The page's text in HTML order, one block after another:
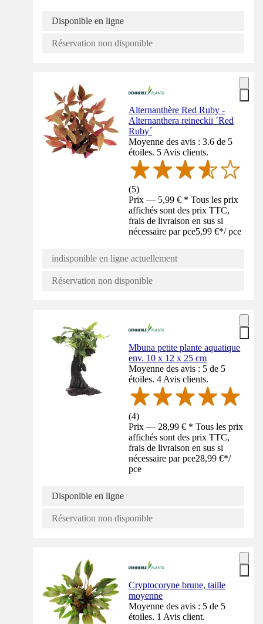
Disponible en ligne
Réservation non disponible
Alternanthère Red Ruby -
Alternanthera reineckii ´Red
Ruby´
Moyenne des avis : 3.6 de 5
étoiles. 5 Avis clients.
(5)
Prix — 5,99 € * Tous les prix
affichés sont des prix TTC,
frais de livraison en sus si
nécessaire par pce5,99 €*/ pce
indisponible en ligne actuellement
Réservation non disponible
Mbuna petite plante aquatique
env. 10 x 12 x 25 cm
Moyenne des avis : 5 de 5
étoiles. 4 Avis clients.
(4)
Prix — 28,99 € * Tous les prix
affichés sont des prix TTC,
frais de livraison en sus si
nécessaire par pce28,99 €*/
pce
Disponible en ligne
Réservation non disponible
Cryptocoryne brune, taille
moyenne
Moyenne des avis : 5 de 5
étoiles. 1 Avis client.